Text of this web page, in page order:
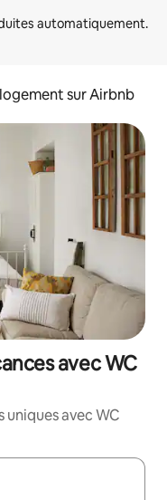
sur Airbnb
avec WC
avec WC
les flèches vers le